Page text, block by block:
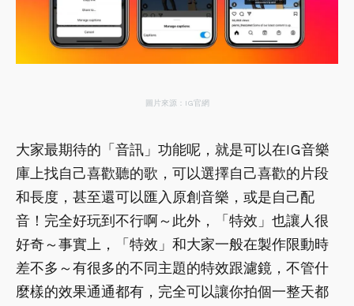
圖片來源：IG官網
大家最期待的「音訊」功能呢，就是可以在IG音樂
庫上找自己喜歡聽的歌，可以選擇自己喜歡的片段
和長度，甚至還可以匯入原創音樂，或是自己配
音！完全好玩到不行啊～此外，「特效」也讓人很
好奇～事實上，「特效」和大家一般在製作限動時
差不多～有很多的不同主題的特效跟濾鏡，不管什
麼樣的效果通通都有，完全可以讓你拍個一整天都